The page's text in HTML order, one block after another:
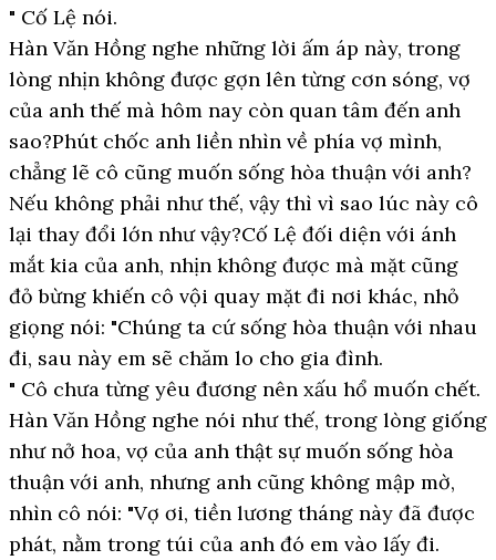
" Cố Lệ nói.
Hàn Văn Hồng nghe những lời ấm áp này, trong
lòng nhịn không được gợn lên từng cơn sóng, vợ
của anh thế mà hôm nay còn quan tâm đến anh
sao?Phút chốc anh liền nhìn về phía vợ mình,
chẳng lẽ cô cũng muốn sống hòa thuận với anh?
Nếu không phải như thế, vậy thì vì sao lúc này cô
lại thay đổi lớn như vậy?Cố Lệ đối diện với ánh
mắt kia của anh, nhịn không được mà mặt cũng
đỏ bừng khiến cô vội quay mặt đi nơi khác, nhỏ
giọng nói: "Chúng ta cứ sống hòa thuận với nhau
đi, sau này em sẽ chăm lo cho gia đình.
" Cô chưa từng yêu đương nên xấu hổ muốn chết.
Hàn Văn Hồng nghe nói như thế, trong lòng giống
như nở hoa, vợ của anh thật sự muốn sống hòa
thuận với anh, nhưng anh cũng không mập mờ,
nhìn cô nói: "Vợ ơi, tiền lương tháng này đã được
phát, nằm trong túi của anh đó em vào lấy đi.